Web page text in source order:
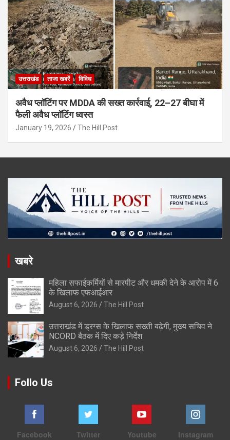
उत्तराखंड ताजा खबरें विविध
अवैध प्लॉटिंग पर MDDA की सख्त कार्रवाई, 22–27 बीघा में
फैली अवैध प्लॉटिंग ध्वस्त
January 19, 2026 The Hill Post
खबरे
महिला सफाईकर्मियों से मारपीट और धमकी देने के आरोप में 6
के खिलाफ एफआईआर
August 6, 2026 The Hill Post
उत्तराखंड में ड्रग्स के खिलाफ सख्ती बढ़ेगी, मुख्य सचिव ने
NCORD बैठक में दिए कड़े निर्देश
August 6, 2026 The Hill Post
Follo Us
Facebook Twitter Youtube Instagram